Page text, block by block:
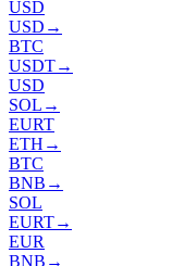
USD
USD →
BTC
USDT→
USD
SOL →
EURT
ETH →
BTC
BNB →
SOL
EURT→
EUR
BNB →